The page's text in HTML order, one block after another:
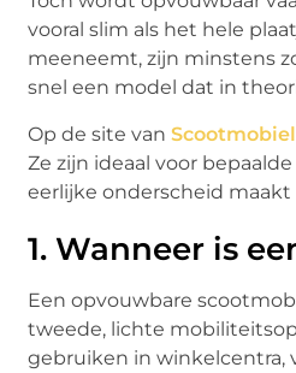
vooral slim als het hele
meeneemt, zijn minstens
snel een model dat in
Op de site van
Ze zijn ideaal voor
eerlijke onderscheid maakt
1. Wanneer is
Een opvouwbare
tweede, lichte
gebruiken in winkelcentra,